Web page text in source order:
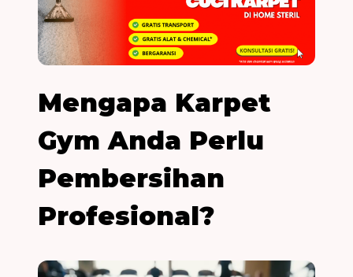
Mengapa Karpet
Gym Anda Perlu
Pembersihan
Profesional?